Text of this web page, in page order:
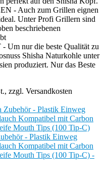
- Auch zum Grillen eignen
Unter Profi Grillern sind
beschriebenen
nur die beste Qualität zu
Shisha Naturkohle unter
produziert. Nur das Beste
zzgl. Versandkosten
- Plastik Einweg
Kompatibel mit Carbon
Mouth Tips (100 Tip-C) -